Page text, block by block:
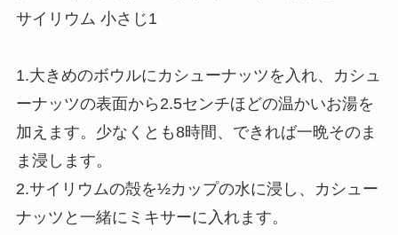
サイリウム 小さじ1
1.大きめのボウルにカシューナッツを入れ、カシュ
ーナッツの表面から2.5センチほどの温かいお湯を
加えます。少なくとも8時間、できれば一晩そのま
ま浸します。
2.サイリウムの殻を½カップの水に浸し、カシュー
ナッツと一緒にミキサーに入れます。